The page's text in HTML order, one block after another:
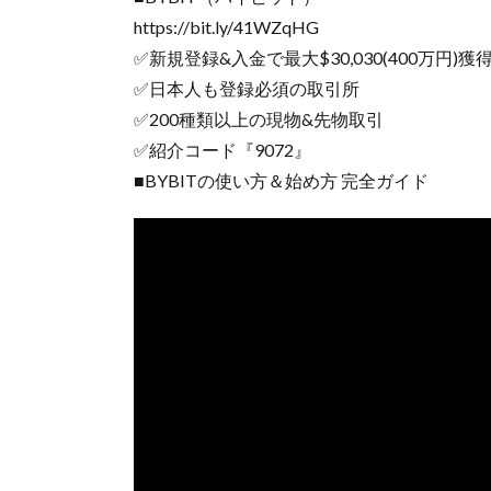
https://bit.ly/41WZqHG
✅新規登録&入金で最大$30,030(400万円)獲
✅日本人も登録必須の取引所
✅200種類以上の現物&先物取引
✅紹介コード『9072』
■BYBITの使い方＆始め方 完全ガイド